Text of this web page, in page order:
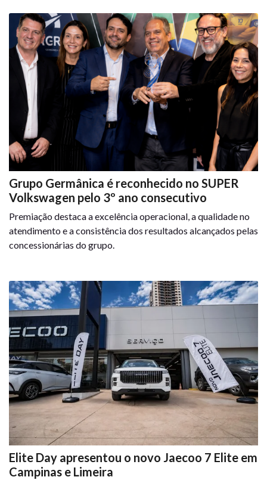
Grupo Germânica é reconhecido no SUPER
Volkswagen pelo 3º ano consecutivo
Premiação destaca a excelência operacional, a qualidade no
atendimento e a consistência dos resultados alcançados pelas
concessionárias do grupo.
Elite Day apresentou o novo Jaecoo 7 Elite em
Campinas e Limeira